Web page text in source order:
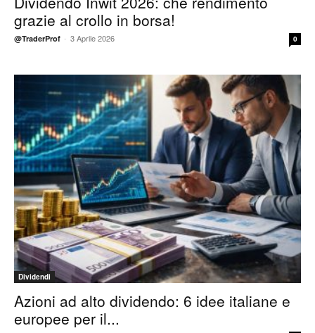
grazie al crollo in borsa!
@TraderProf - 3 Aprile 2026 0
Dividendi
Azioni ad alto dividendo: 6 idee italiane e
europee per il...